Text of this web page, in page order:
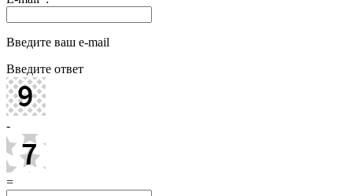
Введите ваш e-mail
Введите ответ
-
=